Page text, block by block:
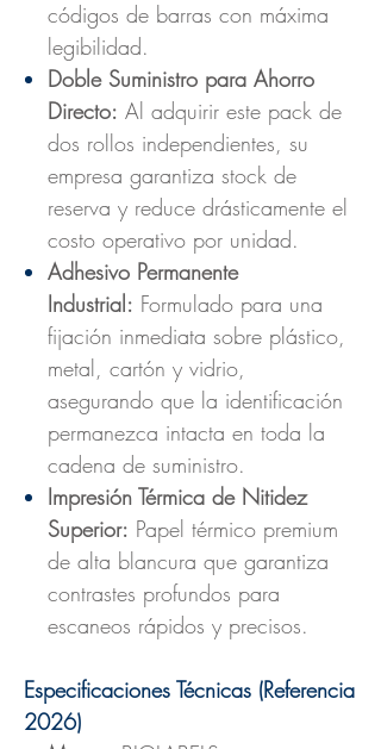
códigos de barras con máxima
legibilidad.
Doble Suministro para Ahorro
Directo: Al adquirir este pack de
dos rollos independientes, su
empresa garantiza stock de
reserva y reduce drásticamente el
costo operativo por unidad.
Adhesivo Permanente
Industrial: Formulado para una
fijación inmediata sobre plástico,
metal, cartón y vidrio,
asegurando que la identificación
permanezca intacta en toda la
cadena de suministro.
Impresión Térmica de Nitidez
Superior: Papel térmico premium
de alta blancura que garantiza
contrastes profundos para
escaneos rápidos y precisos.
Especificaciones Técnicas (Referencia
2026)